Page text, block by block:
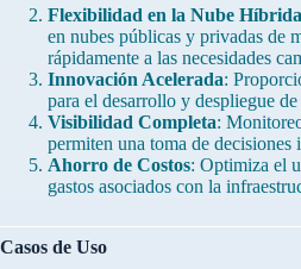
Flexibilidad en la Nube Híbrida
en nubes públicas y privadas de
rápidamente a las necesidades
Innovación Acelerada:
para el desarrollo y despliegue
Visibilidad Completa:
permiten una toma de decisiones
Ahorro de Costos: Optimiza el
gastos asociados con la
Casos de Uso